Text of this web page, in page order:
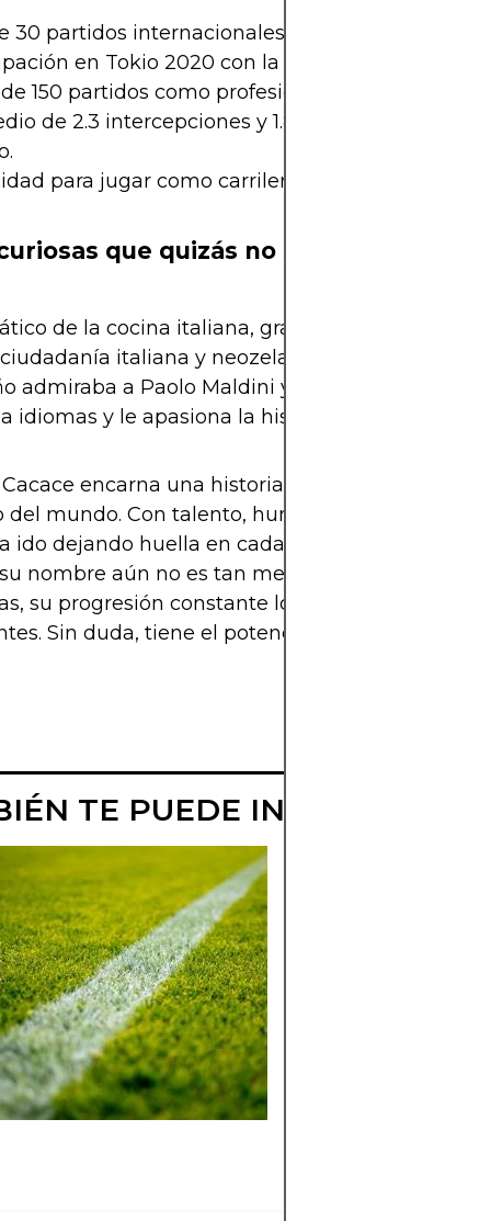
30 partidos internacionales con Nueva Zelanda.
en Tokio 2020 con la Sub-23.
150 partidos como profesional antes de los 24
de 2.3 intercepciones y 1.8 centros precisos
para jugar como carrilero o lateral en línea
que quizás no sabías
de la cocina italiana, gracias a su padre.
italiana y neozelandesa.
admiraba a Paolo Maldini y Marcelo.
idiomas y le apasiona la historia europea.
encarna una historia de perseverancia
del mundo. Con talento, humildad y una
ido dejando huella en cada equipo donde
nombre aún no es tan mediático como el de
su progresión constante lo pone en la mira de
Sin duda, tiene el potencial para llegar
TE PUEDE INTERESAR